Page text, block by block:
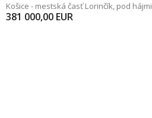
Košice - mestská časť Lorinčík, pod hájmi
381 000,00 EUR